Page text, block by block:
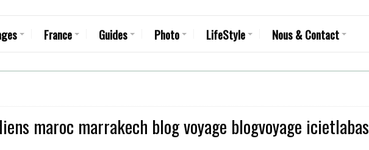
France Guides Photo LifeStyle Nous & Contact
maroc marrakech blog voyage blogvoyage icietlabas